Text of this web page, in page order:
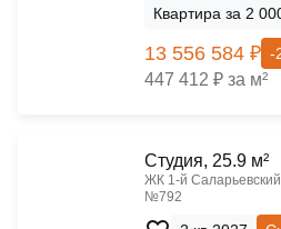
Квартира за 2
13 556 584 ₽ -
447 412 ₽ за м²
Cтудия, 25.9 м²
ЖК 1‑й
№792